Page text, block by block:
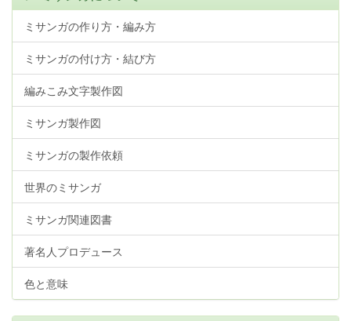
ミサンガの作り方・編み方
ミサンガの付け方・結び方
編みこみ文字製作図
ミサンガ製作図
ミサンガの製作依頼
世界のミサンガ
ミサンガ関連図書
著名人プロデュース
色と意味